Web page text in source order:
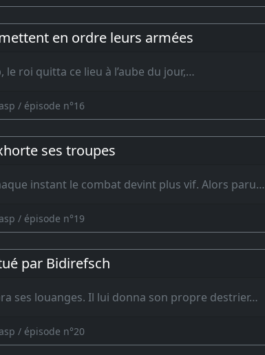
en ordre leurs armées
le roi quitta ce lieu à l’aube du jour,…
/ épisode n°16
ses troupes
instant le combat devint plus vif. Alors paru…
/ épisode n°19
par Bidirefsch
ses louanges. Il lui donna son propre destrier…
/ épisode n°20